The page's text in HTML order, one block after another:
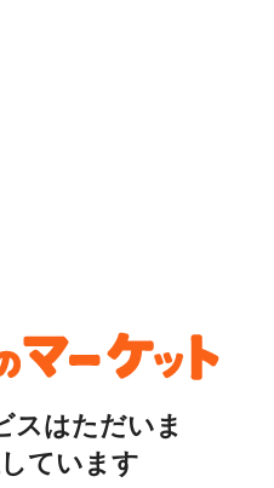
スはただいま
ています